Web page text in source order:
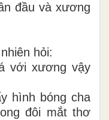
đầu và xương
hỏi:
với xương vậy
hình bóng cha
đôi mắt thơ